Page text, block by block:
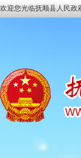
欢迎您光临抚顺县人民政